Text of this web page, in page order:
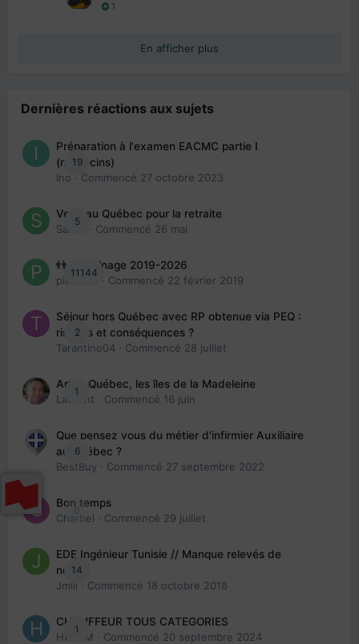
1
En afficher plus
Dernières réactions aux sujets
19
Préparation à l'examen EACMC partie I
(médecins)
Ino · Commencé 27 octobre 2023
5
Venir au Québec pour la retraite
Sab74
· Commencé 26 mai
11144
👬 Parrainage 2019-2026
piinoush · Commencé 22 février 2019
2
Séjour hors Québec avec RP obtenue via PEQ :
risques et conséquences ?
Tarantino04 · Commencé 28 juillet
1
Arte : Québec, les îles de la Madeleine
Laurent · Commencé 16 juin
6
Que pensez vous du métier d'infirmier Auxiliaire
au Québec ?
BestBuy · Commencé 27 septembre 2022
0
Bon temps
Charbel · Commencé 29 juillet
14
EDE Ingénieur Tunisie // Manque relevés de
note
Jmili · Commencé 18 octobre 2018
1
CHAUFFEUR TOUS CATEGORIES
HAZEM · Commencé 20 septembre 2024